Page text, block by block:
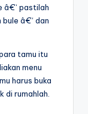
â€“ pastilah
bule â€“ dan
tamu itu
menu
harus buka
di rumahlah.